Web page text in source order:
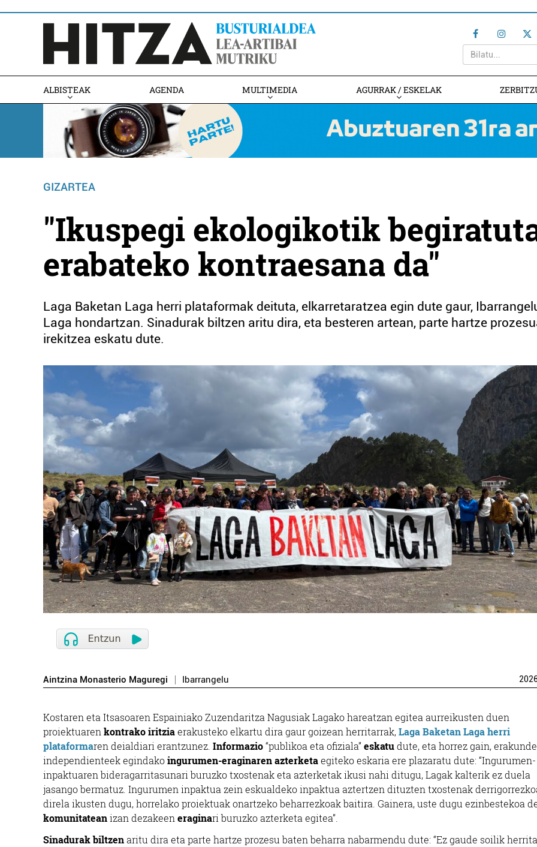
ALBISTEAK AGENDA MULTIMEDIA AGURRAK / ESKELAK
GIZARTEA
"Ikuspegi ekologikotik
erabateko kontraesana da"
Laga Baketan Laga herri plataformak deituta, elkarretaratzea egin dute gaur,
Laga hondartzan. Sinadurak biltzen aritu dira, eta besteren artean, parte hartze
irekitzea eskatu dute.
Aintzina Monasterio Maguregi Ibarrangelu
Kostaren eta Itsasoaren Espainiako Zuzendaritza Nagusiak Lagako hareatzan egitea aurreikusten duen
proiektuarenkontrako iritziaerakusteko elkartu dira gaur goizean herritarrak,Laga Baketan Laga herri
plataformaren deialdiari erantzunez. Informazio“publikoa eta ofiziala”eskatudute, eta horrez gain, erakunde
independienteek egindakoingurumen-eraginaren azterketaegiteko eskaria ere plazaratu dute: “Ingurumen-
inpaktuaren bideragarritasunari buruzko txostenak eta azterketak ikusi nahi ditugu, Lagak kalterik ez duela
jasango bermatuz. Ingurumen inpaktua zein eskualdeko inpaktua aztertzen dituzten txostenak
direla ikusten dugu, horrelako proiektuak onartzeko beharrezkoak baitira. Gainera, uste dugu ezinbestekoa
komunitateanizan dezakeeneraginari buruzko azterketa egitea”.
Sinadurak biltzenaritu dira eta parte hartze prozesu baten beharra nabarmendu dute: “Ez gaude soilik